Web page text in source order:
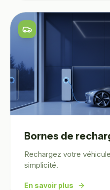
Bornes de
Rechargez votre
simplicité.
En savoir plus